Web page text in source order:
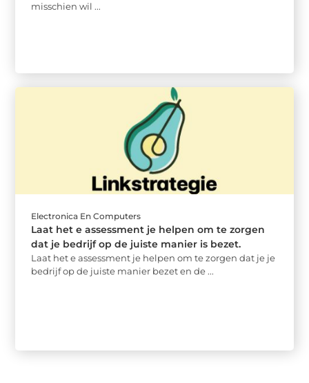
misschien wil ...
Electronica En Computers
Laat het e assessment je helpen om te zorgen
dat je bedrijf op de juiste manier is bezet.
Laat het e assessment je helpen om te zorgen dat je je
bedrijf op de juiste manier bezet en de ...